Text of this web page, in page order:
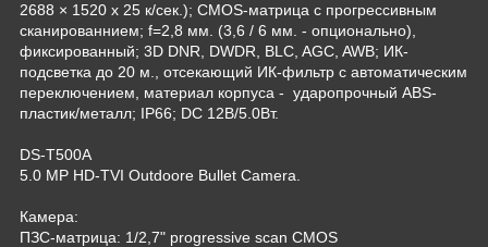
2688 × 1520 х 25 к/сек.); CMOS-матрица с прогрессивным
сканированнием; f=2,8 мм. (3,6 / 6 мм. - опционально),
фиксированный; 3D DNR, DWDR, BLC, AGC, AWB; ИК-
подсветка до 20 м., отсекающий ИК-фильтр с автоматическим
переключением, материал корпуса - ударопрочный ABS-
пластик/металл; IP66; DC 12В/5.0Вт.
DS-T500A
5.0 MP HD-TVI Outdoore Bullet Camera.
Камера:
ПЗС-матрица: 1/2,7" progressive scan CMOS